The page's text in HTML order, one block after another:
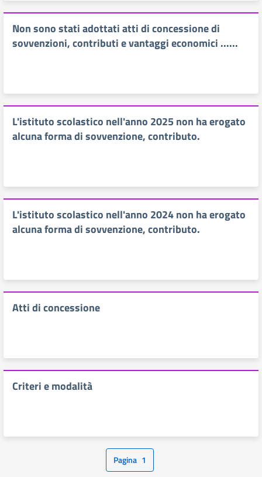
Non sono stati adottati atti di concessione di
sovvenzioni, contributi e vantaggi economici ......
L'istituto scolastico nell'anno 2025 non ha erogato
alcuna forma di sovvenzione, contributo.
L'istituto scolastico nell'anno 2024 non ha erogato
alcuna forma di sovvenzione, contributo.
Atti di concessione
Criteri e modalità
Pagina 1